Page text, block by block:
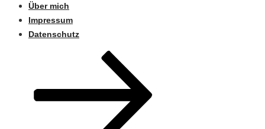
Über mich
Impressum
Datenschutz